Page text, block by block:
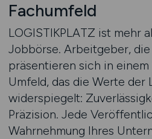
Fachumfeld
LOGISTIKPLATZ ist mehr
Jobbörse. Arbeitgeber,
präsentieren sich in
Umfeld, das die Werte der
widerspiegelt:
Präzision. Jede
Wahrnehmung Ihres